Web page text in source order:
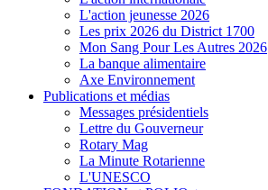
L'action jeunesse 2026
Les prix 2026 du District 1700
Mon Sang Pour Les Autres 2026
La banque alimentaire
Axe Environnement
Publications et médias
Messages présidentiels
Lettre du Gouverneur
Rotary Mag
La Minute Rotarienne
L'UNESCO